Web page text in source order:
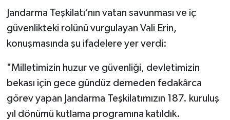
Jandarma Teşkilatı’nın vatan savunması ve iç
güvenlikteki rolünü vurgulayan Vali Erin,
konuşmasında şu ifadelere yer verdi:
"Milletimizin huzur ve güvenliği, devletimizin
bekası için gece gündüz demeden fedakârca
görev yapan Jandarma Teşkilatımızın 187. kuruluş
yıl dönümü kutlama programına katıldık.